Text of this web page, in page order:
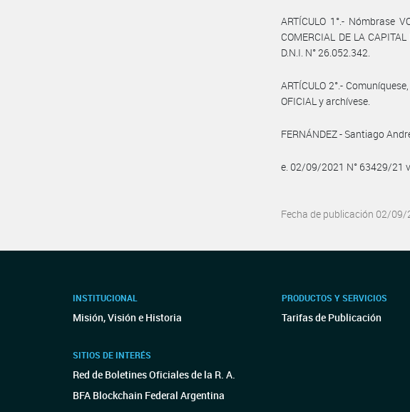
ARTÍCULO 1°.- Nómbrase
COMERCIAL DE LA
D.N.I. N° 26.052.342.
ARTÍCULO 2°.-
OFICIAL y archívese.
FERNÁNDEZ - Santiago
e. 02/09/2021 N° 63429/21
Fecha de publicación 02/09/
INSTITUCIONAL
Misión, Visión e Historia
SITIOS DE INTERÉS
Red de Boletines Oficiales de la R. A.
BFA Blockchain Federal Argentina
PRODUCTOS Y SERVICIOS
Tarifas de Publicación